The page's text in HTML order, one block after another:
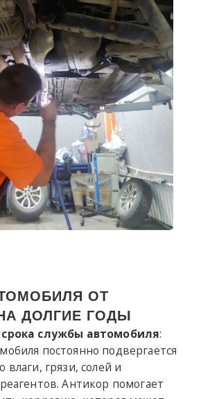
ОТ
ДОЛГИЕ ГОДЫ
службы автомобиля:
постоянно подвергается
влаги, грязи, солей и
Антикор помогает